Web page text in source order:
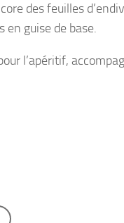
des feuilles
en guise de base.
l’apéritif,